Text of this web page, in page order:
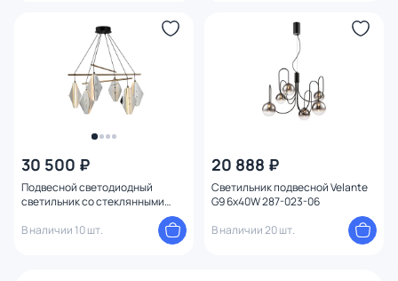
30 500 ₽
Подвесной светодиодный
светильник со стеклянными
301054 LED латунь
В наличии 10 шт.
20 888 ₽
Светильник подвесной Velante
G9 6x40W 287-023-06
В наличии 20 шт.